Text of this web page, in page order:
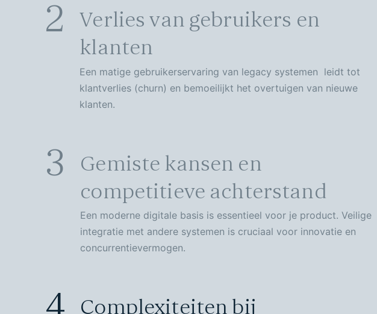
2
Verlies van gebruikers en
klanten
Een matige gebruikerservaring van legacy systemen leidt tot
klantverlies (churn) en bemoeilijkt het overtuigen van nieuwe
klanten.
3
Gemiste kansen en
competitieve achterstand
Een moderne digitale basis is essentieel voor je product. Veilige
integratie met andere systemen is cruciaal voor innovatie en
concurrentievermogen.
Complexiteiten bij